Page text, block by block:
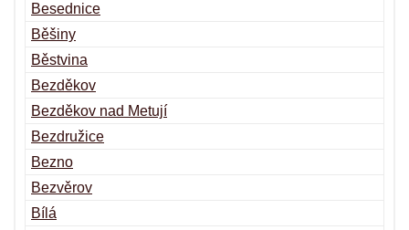
Besednice
Běšiny
Běstvina
Bezděkov
Bezděkov nad Metují
Bezdružice
Bezno
Bezvěrov
Bílá